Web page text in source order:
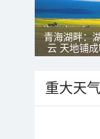
青海湖畔：
云 天地铺
重大天